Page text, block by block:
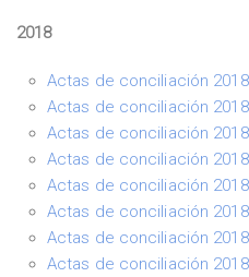
2018
Actas de conciliación
Actas de conciliación
Actas de conciliación
Actas de conciliación
Actas de conciliación
Actas de conciliación
Actas de conciliación
Actas de conciliación